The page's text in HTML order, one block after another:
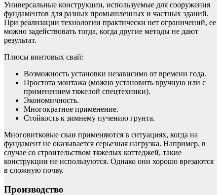
Универсальные конструкции, используемые для сооружения
фундаментов для разных промышленных и частных зданий.
При реализации технологии практически нет ограничений, ее
можно задействовать тогда, когда другие методы не дают
результат.
Плюсы винтовых свай:
Возможность установки независимо от времени года.
Простота монтажа (можно установить вручную или с
применением тяжелой спецтехники).
Экономичность.
Многократное применение.
Стойкость к зимнему пучению грунта.
Многовитковые сваи применяются в ситуациях, когда на
фундамент не оказывается серьезная нагрузка. Например, в
случае со строительством тяжелых коттеджей, такие
конструкции не используются. Однако они хорошо врезаются
в сложную почву.
Производство